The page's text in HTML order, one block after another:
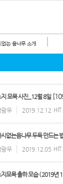
없는 음나무 소개
묘목 사진_12월 8일
광우 2019.12.12
시없는음나무 두둑 만드는
광우 2019.12.05
묘목 출하 모습 ( 2019년